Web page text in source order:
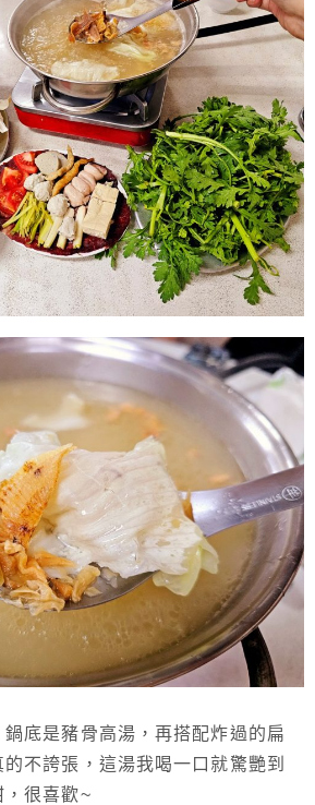
底是豬骨高湯，再搭配炸過的扁
不誇張，這湯我喝一口就驚艷到
，很喜歡~